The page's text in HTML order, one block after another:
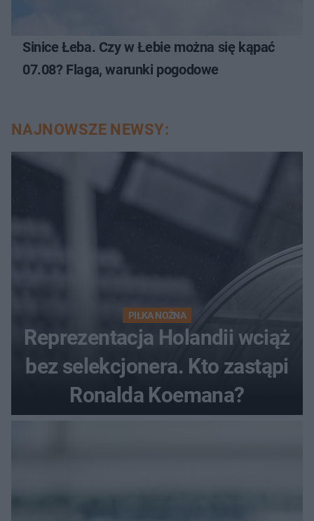
Sinice Łeba. Czy w Łebie można się kąpać
07.08? Flaga, warunki pogodowe
NAJNOWSZE NEWSY:
PIŁKA NOŻNA
Reprezentacja Holandii wciąż
bez selekcjonera. Kto zastąpi
Ronalda Koemana?